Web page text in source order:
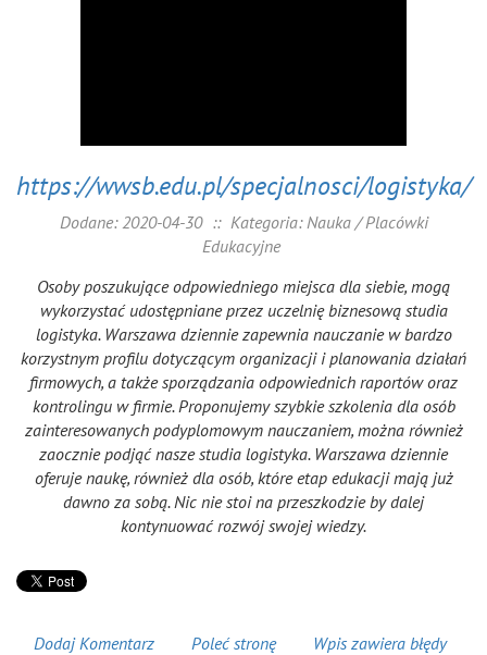
https://wwsb.edu.pl/specjalnosci/logistyka/
Dodane: 2020-04-30 :: Kategoria: Nauka / Placówki
Edukacyjne
Osoby poszukujące odpowiedniego miejsca dla siebie, mogą
wykorzystać udostępniane przez uczelnię biznesową studia
logistyka. Warszawa dziennie zapewnia nauczanie w bardzo
korzystnym profilu dotyczącym organizacji i planowania działań
firmowych, a także sporządzania odpowiednich raportów oraz
kontrolingu w firmie. Proponujemy szybkie szkolenia dla osób
zainteresowanych podyplomowym nauczaniem, można również
zaocznie podjąć nasze studia logistyka. Warszawa dziennie
oferuje naukę, również dla osób, które etap edukacji mają już
dawno za sobą. Nic nie stoi na przeszkodzie by dalej
kontynuować rozwój swojej wiedzy.
Dodaj Komentarz Poleć stronę Wpis zawiera błędy